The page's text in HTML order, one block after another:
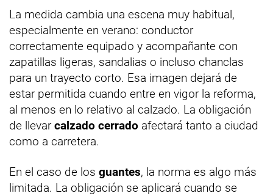
La medida cambia una escena muy habitual,
especialmente en verano: conductor
correctamente equipado y acompañante con
zapatillas ligeras, sandalias o incluso chanclas
para un trayecto corto. Esa imagen dejará de
estar permitida cuando entre en vigor la reforma,
al menos en lo relativo al calzado. La obligación
de llevar calzado cerrado afectará tanto a ciudad
como a carretera.
En el caso de los guantes, la norma es algo más
limitada. La obligación se aplicará cuando se